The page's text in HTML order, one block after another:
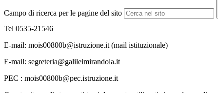
Campo di ricerca per le pagine del sito
Tel 0535-21546
E-mail: mois00800b@istruzione.it (mail istituzionale)
E-mail: segreteria@galileimirandola.it
PEC : mois00800b@pec.istruzione.it